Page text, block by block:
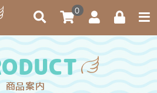
0
商品案内